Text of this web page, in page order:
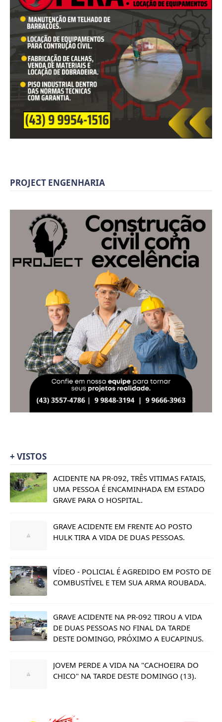
PROJECT ENGENHARIA
+ VISTOS
ACIDENTE NA PR-092, TRÊS VITIMAS FATAIS,
UMA PESSOA É ENCAMINHADA EM ESTADO
GRAVE PARA O HOSPITAL.
GRAVE ACIDENTE EM FRENTE AO POSTO
HULK TIRA A VIDA DE DUAS PESSOAS.
VÍDEO - POLICIAL É AGREDIDO EM POSTO DE
COMBUSTÍVEL E TEM SUA ARMA ROUBADA.
GRAVE ACIDENTE NA PR-092 TIROU A VIDA
DE DUAS PESSOAS NO FINAL DA TARDE
DESTE DOMINGO, PRÓXIMO A EUCAPINUS.
JOVEM PERDE A VIDA NA "CACHOEIRA DO
CHICO" NA TARDE DESTE DOMINGO (13).